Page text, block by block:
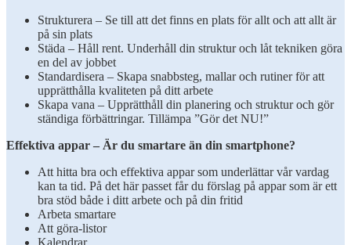
Strukturera – Se till att det finns en plats för allt och att allt är
på sin plats
Städa – Håll rent. Underhåll din struktur och låt tekniken göra
en del av jobbet
Standardisera – Skapa snabbsteg, mallar och rutiner för att
upprätthålla kvaliteten på ditt arbete
Skapa vana – Upprätthåll din planering och struktur och gör
ständiga förbättringar. Tillämpa ”Gör det NU!”
Effektiva appar – Är du smartare än din smartphone?
Att hitta bra och effektiva appar som underlättar vår vardag
kan ta tid. På det här passet får du förslag på appar som är ett
bra stöd både i ditt arbete och på din fritid
Arbeta smartare
Att göra-listor